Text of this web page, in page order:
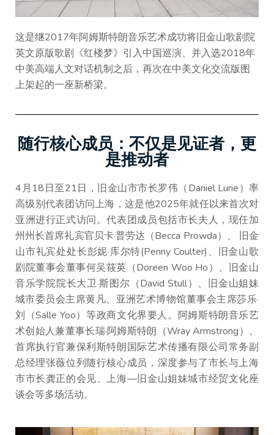
这是继2017年阿姆斯特朗音乐艺术成功将旧金山歌剧院
英文原版歌剧《红楼梦》引入中国巡演、并入选2018年
中美高端人文对话机制之后，再次在中美文化交流版图
上架起的一座新桥梁。
随行核心成员：不仅是见证者，更
是推动者
4月18日至21日，旧金山市市长罗伟（Daniel Lurie）率
高级别代表团访问上海，这是他2025年就任以来首次对
亚洲进行正式访问。代表团成员包括市长夫人，现任加
州州长首席礼宾官贝卡·普劳达（Becca Prowda）、 旧金
山市礼宾处处长彭妮·库尔特(Penny Coulter)、旧金山歌
剧院董事会董事何吴筱英（Doreen Woo Ho）、旧金山
音乐学院院长大卫·斯图尔（David Stull）、旧金山姐妹
城市委员会主席黄凡、亚洲艺术博物馆董事会主席莎乐·
刘（Salle Yoo）等政商文化界要人。阿姆斯特朗音乐艺
术创始人兼董事长瑞·阿姆斯特朗（Wray Armstrong）、
首席执行官兼保利斯特朗国际艺术传播有限公司常务副
总经理张薇位列随行核心成员，深度参与了市长与上海
市市长龚正的会见、上海—旧金山姐妹城市经贸文化座
谈会等多场活动。